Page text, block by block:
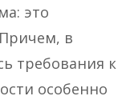
это
в
требования к
особенно